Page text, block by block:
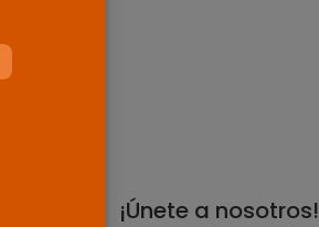
¡Únete a nosotros!